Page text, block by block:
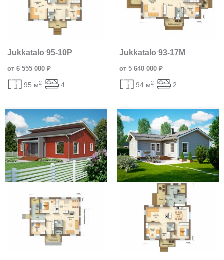
Jukkatalo 95-10P
от 6 555 000 ₽
95 м2 4
Jukkatalo 93-17M
от 5 640 000 ₽
94 м2 2